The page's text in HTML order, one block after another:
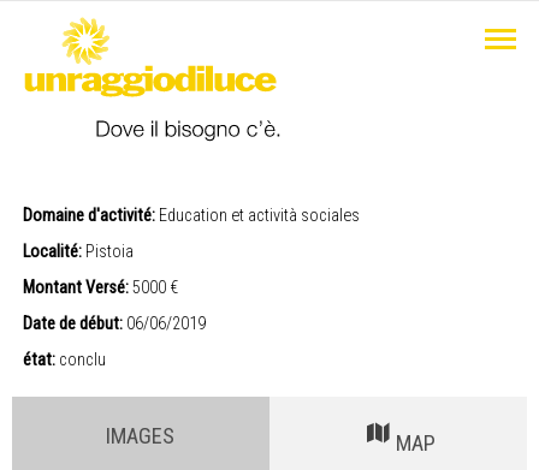
Domaine d'activité: Education et actività sociales
Localité: Pistoia
Montant Versé:5000 €
Date de début: 06/06/2019
état: conclu
IMAGES MAP